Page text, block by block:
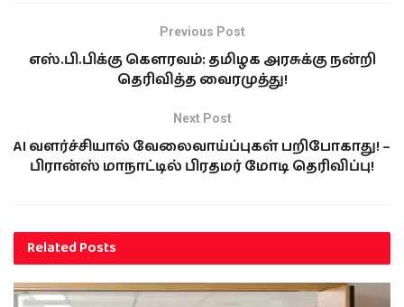
Previous Post
எஸ்.பி.பிக்கு கௌரவம்: தமிழக அரசுக்கு நன்றி
தெரிவித்த வைரமுத்து!
Next Post
AI வளர்ச்சியால் வேலைவாய்ப்புகள் பறிபோகாது! –
பிரான்ஸ் மாநாட்டில் பிரதமர் மோடி தெரிவிப்பு!
RelatedPosts